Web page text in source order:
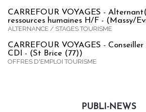
CARREFOUR VOYAGES -
ressources humaines H/F - (Massy/
ALTERNANCE / STAGES TOURISME
CARREFOUR VOYAGES -
CDI - (St Brice (77))
OFFRES D'EMPLOI TOURISME
PUBLI-NEWS